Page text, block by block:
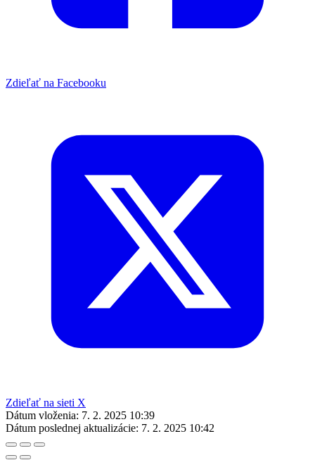
Zdieľať na Facebooku
Zdieľať na sieti X
Dátum vloženia: 7. 2. 2025 10:39
Dátum poslednej aktualizácie: 7. 2. 2025 10:42